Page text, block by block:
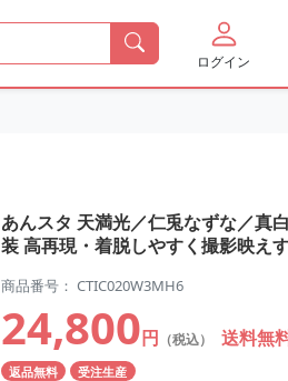
ログイン
あんスタ 天満光／仁兎なずな／真
装 高再現・着脱しやすく撮影映え
商品番号： CTIC020W3MH6
24,800円 （税込） 送料無
返品無料 受注生産